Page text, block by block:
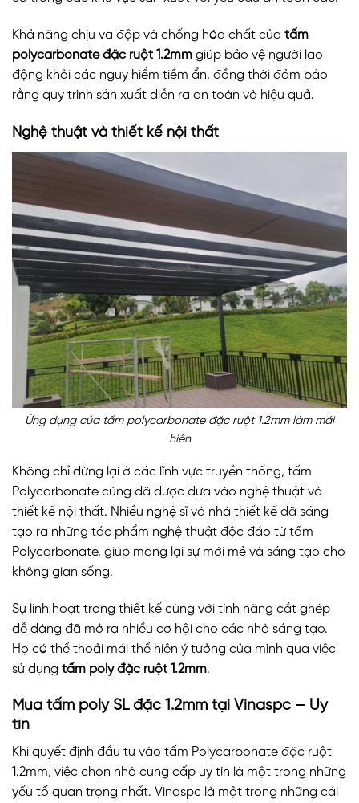
Khả năng chịu va đập và chống hóa chất của tấm
polycarbonate đặc ruột 1.2mm giúp bảo vệ người lao
động khỏi các nguy hiểm tiềm ẩn, đồng thời đảm bảo
rằng quy trình sản xuất diễn ra an toàn và hiệu quả.
Nghệ thuật và thiết kế nội thất
Ứng dụng của tấm polycarbonate đặc ruột 1.2mm làm mái
hiên
Không chỉ dừng lại ở các lĩnh vực truyền thống, tấm
Polycarbonate cũng đã được đưa vào nghệ thuật và
thiết kế nội thất. Nhiều nghệ sĩ và nhà thiết kế đã sáng
tạo ra những tác phẩm nghệ thuật độc đáo từ tấm
Polycarbonate, giúp mang lại sự mới mẻ và sáng tạo cho
không gian sống.
Sự linh hoạt trong thiết kế cùng với tính năng cắt ghép
dễ dàng đã mở ra nhiều cơ hội cho các nhà sáng tạo.
Họ có thể thoải mái thể hiện ý tưởng của mình qua việc
sử dụng tấm poly đặc ruột 1.2mm.
Mua tấm poly SL đặc 1.2mm tại Vinaspc – Uy
tín
Khi quyết định đầu tư vào tấm Polycarbonate đặc ruột
1.2mm, việc chọn nhà cung cấp uy tín là một trong những
yếu tố quan trọng nhất. Vinaspc là một trong những cái